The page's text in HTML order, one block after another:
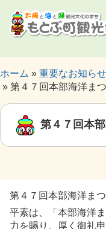
ホーム
重要なお知らせ
第４７回本部海洋ま
第４７回本
第４７回本部海洋ま
平素は、「本部海洋
力を賜り、厚く御礼申